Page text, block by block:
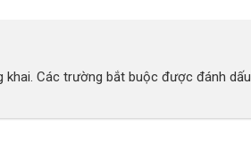
khai. Các trường bắt buộc được đánh dấu